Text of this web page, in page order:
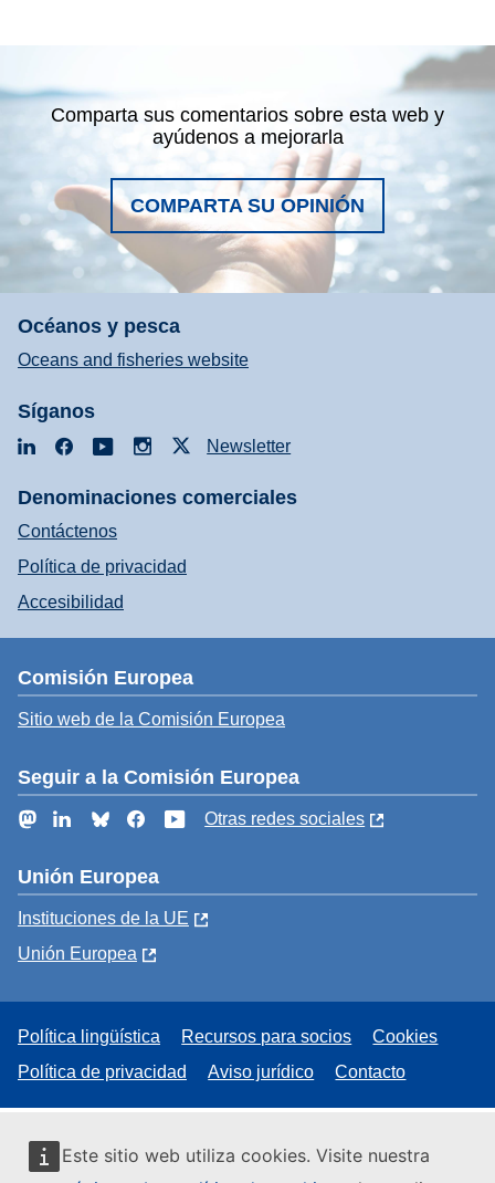
Este sitio web utiliza cookies. Visite nuestra
Comparta sus comentarios sobre esta web y
ayúdenos a mejorarla
COMPARTA SU OPINIÓN
Océanos y pesca
Oceans and fisheries website
Síganos
LinkedInFacebookYouTubeInstagramNewsletter
Denominaciones comerciales
Contáctenos
Política de privacidad
Accesibilidad
Comisión Europea
Sitio web de la Comisión Europea
Seguir a la Comisión Europea
MastodonLinkedInBlueskyFacebookYouTube
Otras redes sociales
Unión Europea
Instituciones de la UE
Unión Europea
Política lingüística Recursos para socios
Cookies
Política de privacidad
Aviso jurídico Contacto